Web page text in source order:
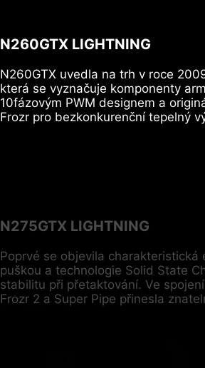
N260GTX LIGHTNING
N260GTX uvedla na trh v roce
která se vyznačuje komponenty
10fázovým PWM designem a
Frozr pro bezkonkurenční tepelný
N275GTX LIGHTNING
Poprvé se objevila charakteristická
puškou a technologie Solid State
stabilitu při přetaktování. Ve
Frozr 2 a Super Pipe přinesla